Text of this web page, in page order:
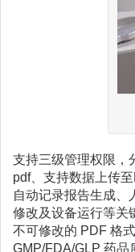
支持三级管理权限，
pdf、支持数据上传
自动记录报告生成、
修改及设备运行等关
不可修改的 PDF 格
GMP/FDA/GLP 药品